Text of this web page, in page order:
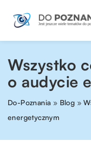
Wszystko
o audycie
Do-Poznania » Blog »
energetycznym